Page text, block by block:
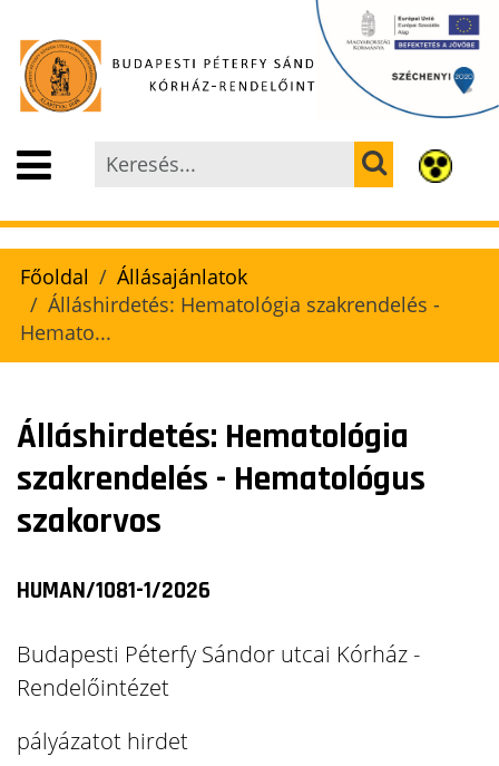
Főoldal
Állásajánlatok
Álláshirdetés: Hematológia szakrendelés -
Hemato...
Álláshirdetés: Hematológia
szakrendelés - Hematológus
szakorvos
HUMAN/1081-1/2026
Budapesti Péterfy Sándor utcai Kórház -
Rendelőintézet
pályázatot hirdet